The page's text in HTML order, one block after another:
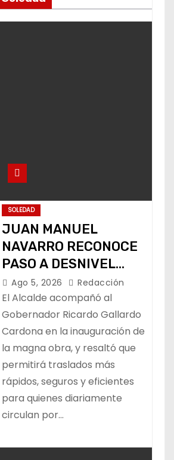
SOLEDAD
JUAN MANUEL
NAVARRO RECONOCE
PASO A DESNIVEL
CIRCUITO POTOSÍ QUE
MEJORA LA
MOVILIDAD
METROPOLITANA
Ago 5, 2026 Redacción
El Alcalde acompañó al
Gobernador Ricardo Gallardo
Cardona en la inauguración de
la magna obra, y resaltó que
permitirá traslados más
rápidos, seguros y eficientes
para quienes diariamente
circulan por…